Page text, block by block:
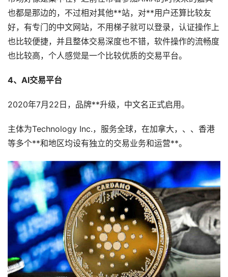
也都是那边的，不过相对其他**站，对**用户还算比较友
好，有专门的中文网站，不用梯子就可以登录，认证操作上
也比较便捷，并且整体交易深度也不错，软件操作的流畅度
也比较高，个人感觉是一个比较优质的交易平台。
4、AI交易平台
2020年7月22日，品牌**升级，中文名正式启用。
主体为Technology Inc.，服务全球，在加拿大，、、香港
等多个**和地区均设有独立的交易业务和运营**。